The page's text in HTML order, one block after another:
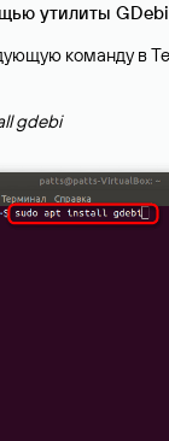
утилиты GDebi
команду в
gdebi